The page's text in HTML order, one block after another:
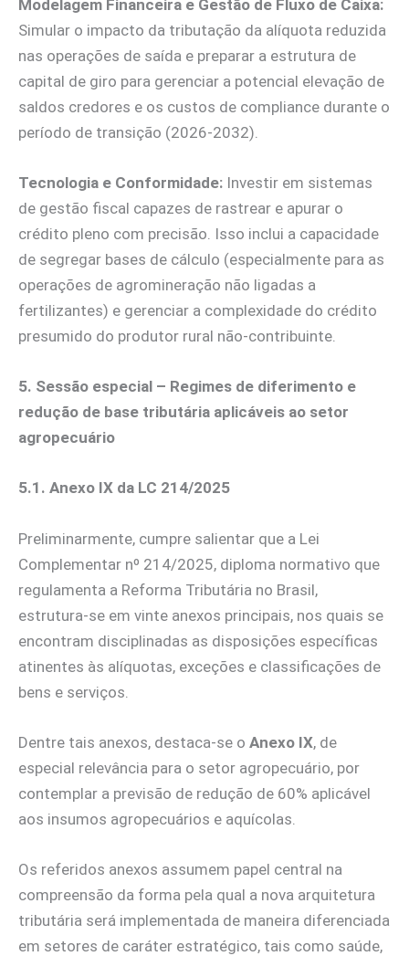
Modelagem Financeira e Gestão de Fluxo de Caixa:
Simular o impacto da tributação da alíquota reduzida
nas operações de saída e preparar a estrutura de
capital de giro para gerenciar a potencial elevação de
saldos credores e os custos de compliance durante o
período de transição (2026-2032).
Tecnologia e Conformidade: Investir em sistemas
de gestão fiscal capazes de rastrear e apurar o
crédito pleno com precisão. Isso inclui a capacidade
de segregar bases de cálculo (especialmente para as
operações de agromineração não ligadas a
fertilizantes) e gerenciar a complexidade do crédito
presumido do produtor rural não-contribuinte.
5. Sessão especial – Regimes de diferimento e
redução de base tributária aplicáveis ao setor
agropecuário
5.1. Anexo IX da LC 214/2025
Preliminarmente, cumpre salientar que a Lei
Complementar nº 214/2025, diploma normativo que
regulamenta a Reforma Tributária no Brasil,
estrutura-se em vinte anexos principais, nos quais se
encontram disciplinadas as disposições específicas
atinentes às alíquotas, exceções e classificações de
bens e serviços.
Dentre tais anexos, destaca-se o Anexo IX, de
especial relevância para o setor agropecuário, por
contemplar a previsão de redução de 60% aplicável
aos insumos agropecuários e aquícolas.
Os referidos anexos assumem papel central na
compreensão da forma pela qual a nova arquitetura
tributária será implementada de maneira diferenciada
em setores de caráter estratégico, tais como saúde,